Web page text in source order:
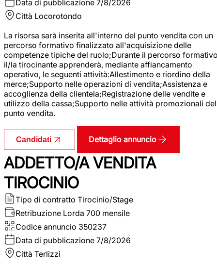
Data di pubblicazione 7/8/2026
Città Locorotondo
La risorsa sarà inserita all'interno del punto vendita con un
percorso formativo finalizzato all'acquisizione delle
competenze tipiche del ruolo;Durante il percorso
il/la tirocinante apprenderà, mediante affiancamento
operativo, le seguenti attività:Allestimento e riordino della
merce;Supporto nelle operazioni di vendita;Assistenza e
accoglienza della clientela;Registrazione delle vendite e
utilizzo della cassa;Supporto nelle attività promozionali del
punto vendita.
Candidati Dettaglio annuncio
ADDETTO/A VENDITA
TIROCINIO
Tipo di contratto Tirocinio/Stage
Retribuzione Lorda 700 mensile
Codice annuncio 350237
Data di pubblicazione 7/8/2026
Città Terlizzi